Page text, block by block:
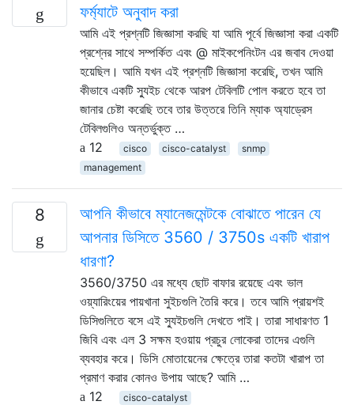
ফর্ম্যাটে অনুবাদ করা
আমি এই প্রশ্নটি জিজ্ঞাসা করছি যা আমি পূর্বে জিজ্ঞাসা করা একটি
প্রশ্নের সাথে সম্পর্কিত এবং @ মাইকপেনিংটন এর জবাব দেওয়া
হয়েছিল। আমি যখন এই প্রশ্নটি জিজ্ঞাসা করেছি, তখন আমি
কীভাবে একটি স্যুইচ থেকে আরপ টেবিলটি পোল করতে হবে তা
জানার চেষ্টা করেছি তবে তার উত্তরে তিনি ম্যাক অ্যাড্রেস
টেবিলগুলিও অন্তর্ভুক্ত …
12
cisco cisco-catalyst
snmp
management
8
আপনি কীভাবে ম্যানেজমেন্টকে বোঝাতে পারেন যে
আপনার ডিসিতে 3560 / 3750s একটি খারাপ
ধারণা?
3560/3750 এর মধ্যে ছোট বাফার রয়েছে এবং ভাল
ওয়্যারিংয়ের পায়খানা সুইচগুলি তৈরি করে। তবে আমি প্রায়শই
ডিসিগুলিতে বসে এই স্যুইচগুলি দেখতে পাই। তারা সাধারণত 1
জিবি এবং এল 3 সক্ষম হওয়ায় প্রচুর লোকেরা তাদের এগুলি
ব্যবহার করে। ডিসি মোতায়েনের ক্ষেত্রে তারা কতটা খারাপ তা
প্রমাণ করার কোনও উপায় আছে? আমি …
12
cisco-catalyst